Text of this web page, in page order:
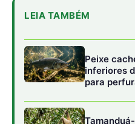
cardíacas
Assentamentos
após anos de
Entre as onze áreas